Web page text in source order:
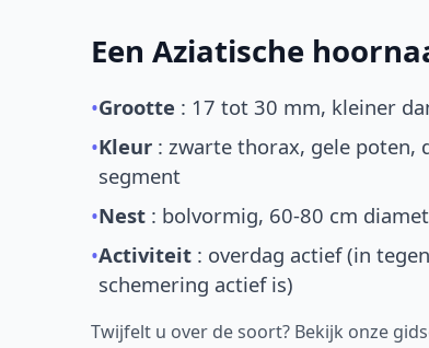
Een Aziatische
•Grootte : 17 tot 30 mm, kleiner
•Kleur : zwarte thorax, gele poten,
segment
•Nest : bolvormig, 60-80 cm
•Activiteit : overdag actief (in
schemering actief is)
Twijfelt u over de soort? Bekijk onze